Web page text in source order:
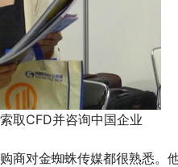
取CFD并咨询中国企业
对金蜘蛛传媒都很熟悉。